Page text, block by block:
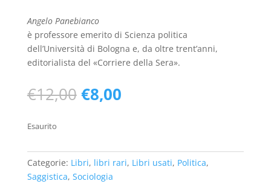
Angelo Panebianco
è professore emerito di Scienza politica
dell’Università di Bologna e, da oltre trent’anni,
editorialista del «Corriere della Sera».
€12,00 Il
prezzo
€12,00.
€8,00Il
€8,00.
Esaurito
Categorie: Libri, libri rari, Libri usati, Politica,
Saggistica, Sociologia